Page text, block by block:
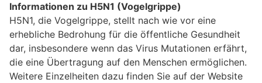
Informationen zu H5N1 (Vogelgrippe)
H5N1, die Vogelgrippe, stellt nach wie vor eine
erhebliche Bedrohung für die öffentliche Gesundheit
dar, insbesondere wenn das Virus Mutationen erfährt,
die eine Übertragung auf den Menschen ermöglichen.
Weitere Einzelheiten dazu finden Sie auf der Website